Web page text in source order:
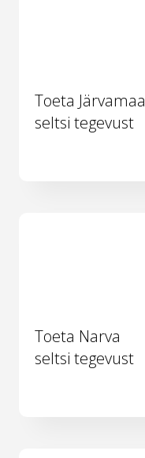
Toeta Järvamaa
seltsi tegevust
Toeta Narva
seltsi tegevust